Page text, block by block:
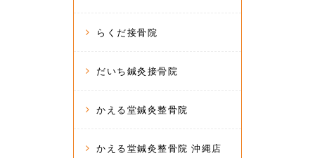
らくだ接骨院
だいち鍼灸接骨院
かえる堂鍼灸整骨院
かえる堂鍼灸整骨院 沖縄店